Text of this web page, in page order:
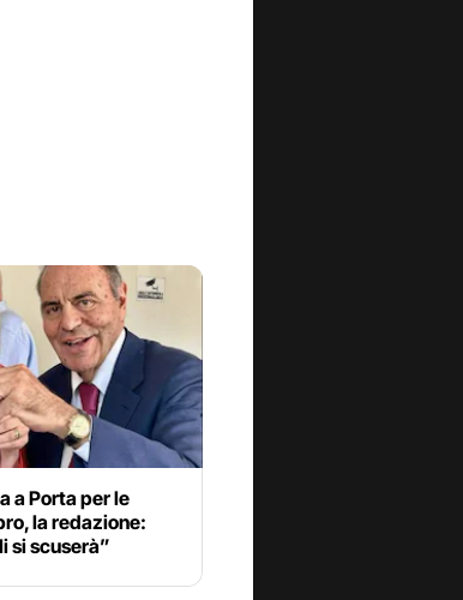
a Porta per le
la redazione:
si scuserà”